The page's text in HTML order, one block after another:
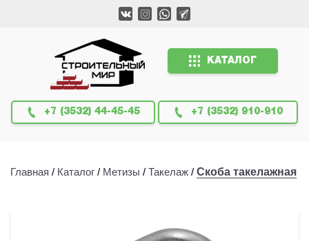
КАТАЛОГ
+7 (3532) 44-45-45 +7 (3532) 910-910
Главная / Каталог / Метизы / Такелаж / Скоба такелажная